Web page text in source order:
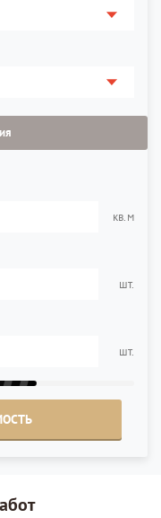
кв.м
шт.
шт.